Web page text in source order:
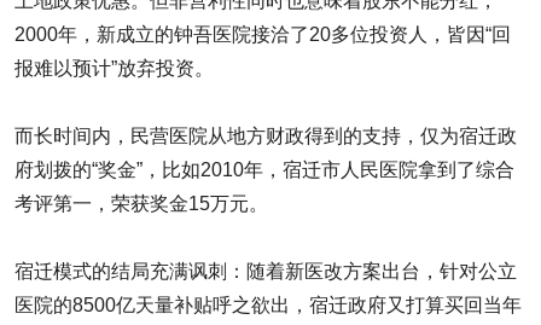
2000年，新成立的钟吾医院接洽了20多位投资人，皆因“回
报难以预计”放弃投资。
而长时间内，民营医院从地方财政得到的支持，仅为宿迁政
府划拨的“奖金”，比如2010年，宿迁市人民医院拿到了综合
考评第一，荣获奖金15万元。
宿迁模式的结局充满讽刺：随着新医改方案出台，针对公立
医院的8500亿天量补贴呼之欲出，宿迁政府又打算买回当年